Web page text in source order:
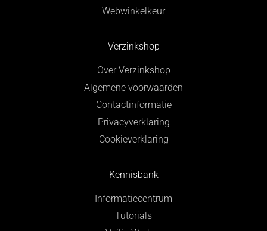
Webwinkelkeur
Verzinkshop
Over Verzinkshop
Algemene voorwaarden
Contactinformatie
Privacyverklaring
Cookieverklaring
Kennisbank
Informatiecentrum
Tutorials